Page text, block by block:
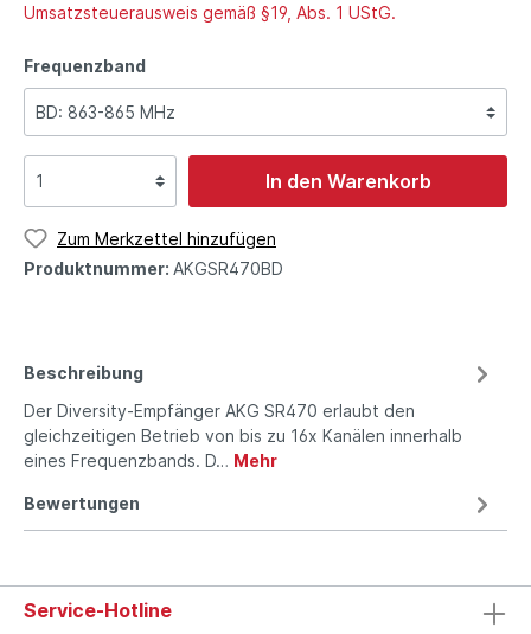
Umsatzsteuerausweis gemäß §19, Abs. 1 UStG.
Frequenzband
In den Warenkorb
Zum Merkzettel hinzufügen
Produktnummer: AKGSR470BD
Beschreibung
Der Diversity-Empfänger AKG SR470 erlaubt den
gleichzeitigen Betrieb von bis zu 16x Kanälen innerhalb
eines Frequenzbands. D… Mehr
Bewertungen
Service-Hotline